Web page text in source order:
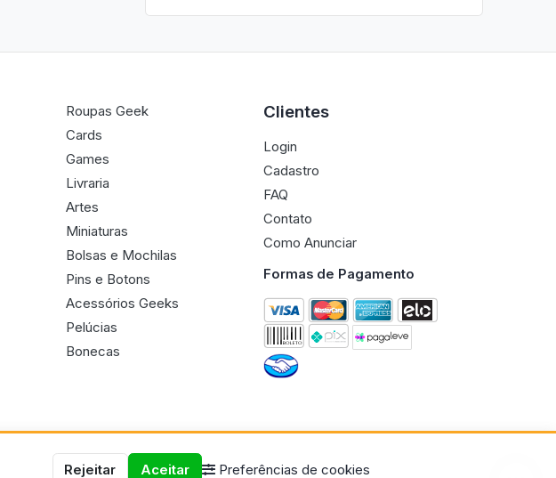
Rejeitar Aceitar Preferências de cookies
Roupas Geek
Cards
Games
Livraria
Artes
Miniaturas
Bolsas e Mochilas
Pins e Botons
Acessórios Geeks
Pelúcias
Bonecas
Clientes
Login
Cadastro
FAQ
Contato
Como Anunciar
Formas de Pagamento